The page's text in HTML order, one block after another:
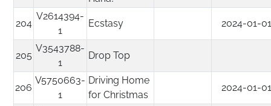
204
V2614394-
1
Ecstasy 2024-01-01
205
V3543788-
1
Drop Top
206
V5750663-
1
Driving Home
for Christmas
2024-01-01